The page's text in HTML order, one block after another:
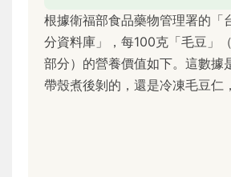
根據衛福部食品藥物管理署的「
分資料庫」，每100克「毛豆」
部分）的營養價值如下。這數據
帶殼煮後剝的，還是冷凍毛豆仁